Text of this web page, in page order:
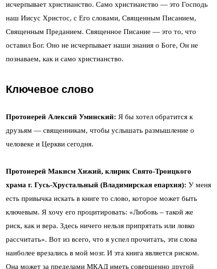
исчерпывает христианство. Само христианство — это Господь
наш Иисус Христос, с Его словами, Священным Писанием,
Священным Преданием. Священное Писание — это то, что
оставил Бог. Оно не исчерпывает наши знания о Боге, Он не
познаваем, как и само христианство.
Ключевое слово
Протоиерей Алексий Уминский: Я бы хотел обратится к
друзьям — священникам, чтобы услышать размышление о
человеке и Церкви сегодня.
Протоиерей Макисм Хижий, клирик Свято-Троицкого
храма г. Гусь-Хрустальный (Владимирская епархия): У меня
есть привычка искать в книге то слово, которое может быть
ключевым. Я хочу его процитировать: «Любовь – такой же
риск, как и вера. Здесь ничего нельзя припрятать или ловко
рассчитать». Вот из всего, что я успел прочитать, эти слова
наиболее врезались в мой мозг. И эта книга является риском.
Она может за пределами МКАД иметь совершенно другой